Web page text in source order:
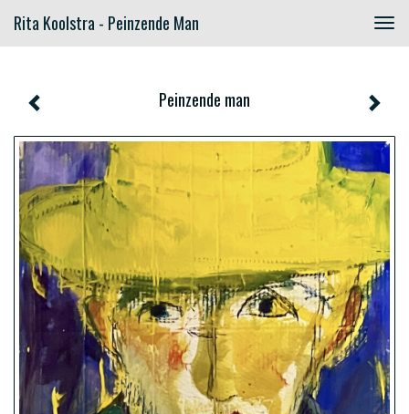
Rita Koolstra - Peinzende Man
Peinzende man